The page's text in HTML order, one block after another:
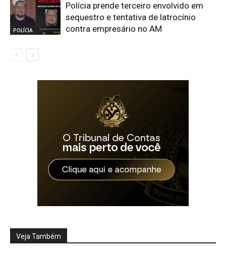
POLÍCIA
Polícia prende terceiro envolvido em
sequestro e tentativa de latrocínio
contra empresário no AM
Veja Também